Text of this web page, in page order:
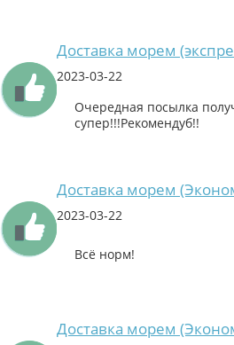
Доставка морем
2023-03-22
Очередная посылка
супер!!!Рекомендуб!!
Доставка морем
2023-03-22
Всё норм!
Доставка морем